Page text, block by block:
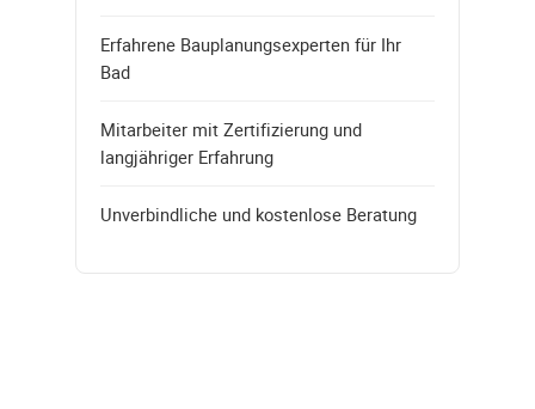
Erfahrene Bauplanungsexperten für Ihr
Bad
Mitarbeiter mit Zertifizierung und
langjähriger Erfahrung
Unverbindliche und kostenlose Beratung